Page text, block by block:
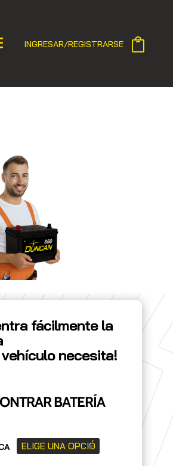
INGRESAR/REGISTRARSE
fácilmente la
necesita!
BATERÍA